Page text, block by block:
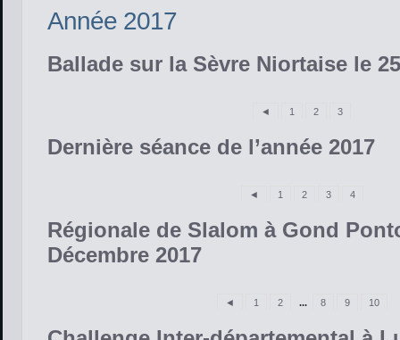
Année 2017
Ballade sur la Sèvre Niortaise le
◄ 1 2 3
Dernière séance de l’année 2017
◄ 1 2 3 4
Régionale de Slalom à Gond
Décembre 2017
◄ 1 2 ... 8 9 10